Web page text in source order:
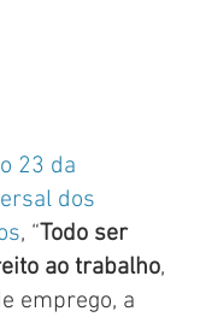
23 da
dos
, “Todo ser
ao trabalho,
emprego, a